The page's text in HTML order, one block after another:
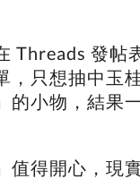
Threads 發帖
只想抽中玉
的小物，結果
值得開心，現